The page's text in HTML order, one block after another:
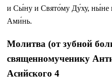
и Сы́ну и Свято́му Ду́ху, ны́не
Ами́нь.
Молитва (от зубной
священномученику
Асийского 4